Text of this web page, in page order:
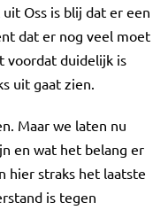
Oss is blij dat er een
dat er nog veel moet
voordat duidelijk is
uit gaat zien.
Maar we laten nu
en wat het belang er
hier straks het laatste
is tegen